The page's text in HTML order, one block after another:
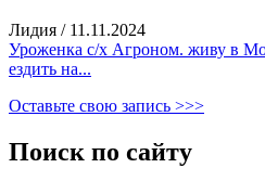
Лидия / 11.11.2024
Уроженка с/х Агроном. живу в
ездить на...
Оставьте свою запись >>>
Поиск по сайту